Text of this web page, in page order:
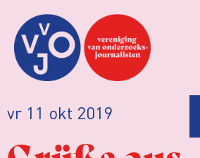
vr 11 okt 2019